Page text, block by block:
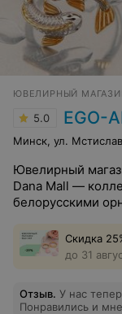
ЮВЕЛИРНЫЙ
5.0 EGO-
Минск, ул.
Ювелирный
Dana Mall —
белорусскими
Скидка
до 31
Отзыв. У нас
Понравились и